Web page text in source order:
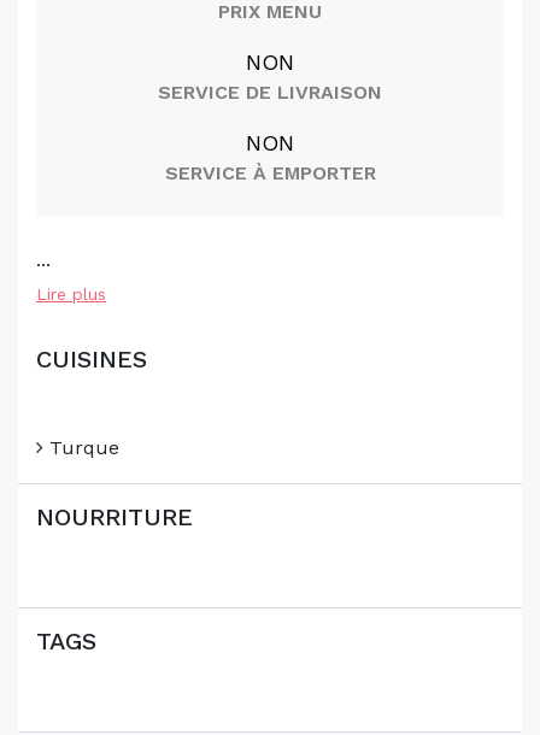
PRIX MENU
NON
SERVICE DE LIVRAISON
NON
SERVICE À EMPORTER
...
Lire plus
CUISINES
Turque
NOURRITURE
TAGS